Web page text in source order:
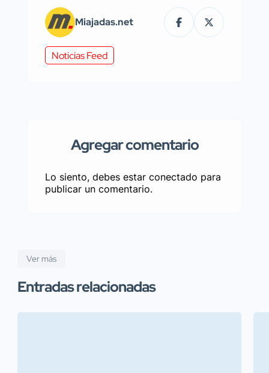
Miajadas.net
Noticias Feed
Agregar comentario
Lo siento, debes estar conectado para
publicar un comentario.
Ver más
Entradas relacionadas